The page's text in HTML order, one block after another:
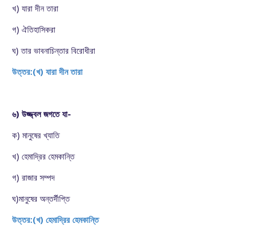
খ) যারা দীন তারা
গ) ঐতিহাসিকরা
ঘ) তার ভাবনাচিন্তার বিরোধীরা
উত্তর:(খ) যারা দীন তারা
৬) উজ্জ্বল জগতে যা-
ক) মানুষের খ্যাতি
খ) হেমাদ্রির হেমকান্তি
গ) রাজার সম্পদ
ঘ)মানুষের অন্তর্দীপ্তি
উত্তর:(খ) হেমাদ্রির হেমকান্তি